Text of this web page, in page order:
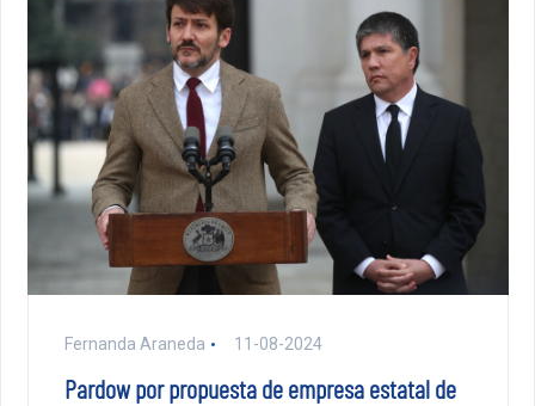
Fernanda Araneda 11-08-2024
Pardow por propuesta de empresa estatal de